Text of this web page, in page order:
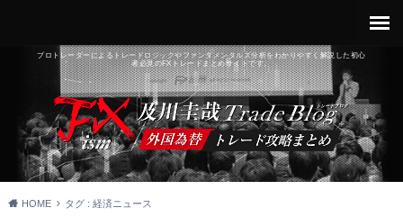
プロトレーダーによるトレードロジックやファンダメンタルズ分析をわかりやすく解説した初心
者必見のFXトレードまとめサイトです。
HOME タグ : 経済ニュース